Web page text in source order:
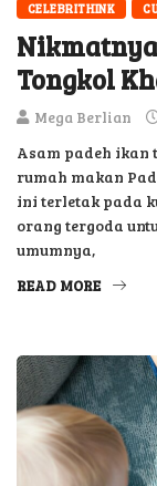
Nikmatnya
Tongkol
Mega Berlian
Asam padeh ikan
rumah makan
ini terletak pada
orang tergoda
umumnya,
READ MORE